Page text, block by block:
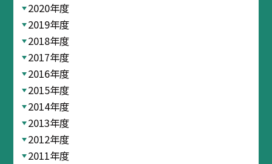
2020年度
2019年度
2018年度
2017年度
2016年度
2015年度
2014年度
2013年度
2012年度
2011年度